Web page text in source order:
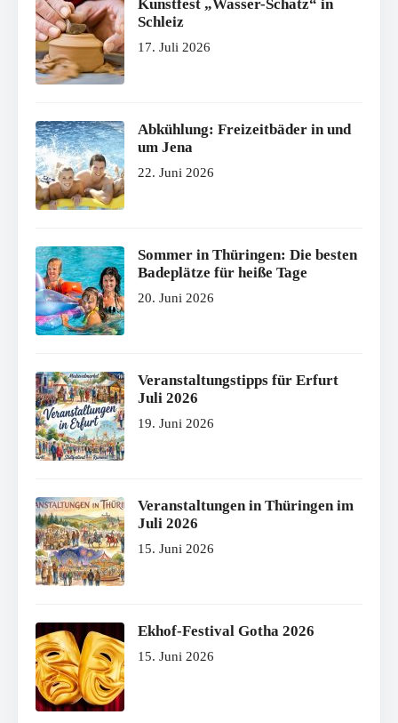
Kunstfest „Wasser-Schatz“ in
Schleiz
17. Juli 2026
Abkühlung: Freizeitbäder in und
um Jena
22. Juni 2026
Sommer in Thüringen: Die besten
Badeplätze für heiße Tage
20. Juni 2026
Veranstaltungstipps für Erfurt
Juli 2026
19. Juni 2026
Veranstaltungen in Thüringen im
Juli 2026
15. Juni 2026
Ekhof-Festival Gotha 2026
15. Juni 2026